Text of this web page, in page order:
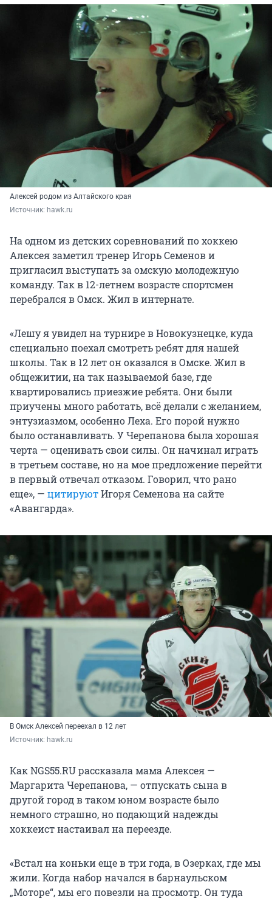
Алексей родом из Алтайского края
Источник: hawk.ru
На одном из детских соревнований по хоккею
Алексея заметил тренер Игорь Семенов и
пригласил выступать за омскую молодежную
команду. Так в 12-летнем возрасте спортсмен
перебрался в Омск. Жил в интернате.
«Лешу я увидел на турнире в Новокузнецке, куда
специально поехал смотреть ребят для нашей
школы. Так в 12 лет он оказался в Омске. Жил в
общежитии, на так называемой базе, где
квартировались приезжие ребята. Они были
приучены много работать, всё делали с желанием,
энтузиазмом, особенно Леха. Его порой нужно
было останавливать. У Черепанова была хорошая
черта — оценивать свои силы. Он начинал играть
в третьем составе, но на мое предложение перейти
в первый отвечал отказом. Говорил, что рано
еще», — цитируютИгоря Семенова на сайте
«Авангарда».
В Омск Алексей переехал в 12 лет
Источник: hawk.ru
Как NGS55.RU рассказала мама Алексея —
Маргарита Черепанова, — отпускать сына в
другой город в таком юном возрасте было
немного страшно, но подающий надежды
хоккеист настаивал на переезде.
«Встал на коньки еще в три года, в Озерках, где мы
жили. Когда набор начался в барнаульском
„Моторе“, мы его повезли на просмотр. Он туда